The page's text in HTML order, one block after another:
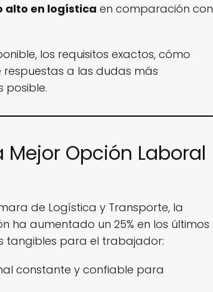
alto en logística en comparación con
los requisitos exactos, cómo
a las dudas más
posible.
Opción Laboral
de Logística y Transporte, la
ha aumentado un 25% en los últimos
tangibles para el trabajador:
constante y confiable para